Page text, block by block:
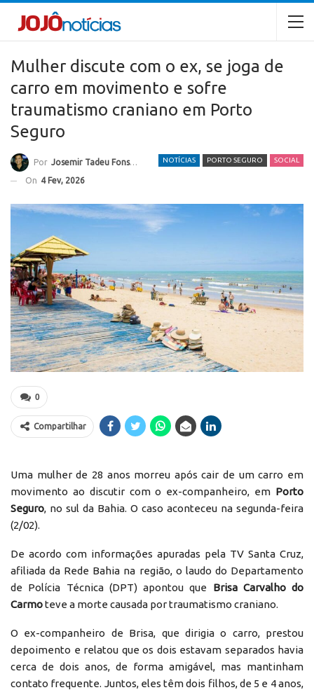
Mulher discute com o ex, se joga de
carro em movimento e sofre
traumatismo craniano em Porto
Seguro
NOTÍCIAS PORTO SEGURO SOCIAL
Por Josemir Tadeu Fonseca
On 4 Fev, 2026
0
Compartilhar
Uma mulher de 28 anos morreu após cair de um carro em
movimento ao discutir com o ex-companheiro, em Porto
Seguro, no sul da Bahia. O caso aconteceu na segunda-feira
(2/02).
De acordo com informações apuradas pela TV Santa Cruz,
afiliada da Rede Bahia na região, o laudo do Departamento
de Polícia Técnica (DPT) apontou que Brisa Carvalho do
Carmoteve a morte causada por traumatismo craniano.
O ex-companheiro de Brisa, que dirigia o carro, prestou
depoimento e relatou que os dois estavam separados havia
cerca de dois anos, de forma amigável, mas mantinham
contato frequente. Juntos, eles têm dois filhos, de 5 e 4 anos,